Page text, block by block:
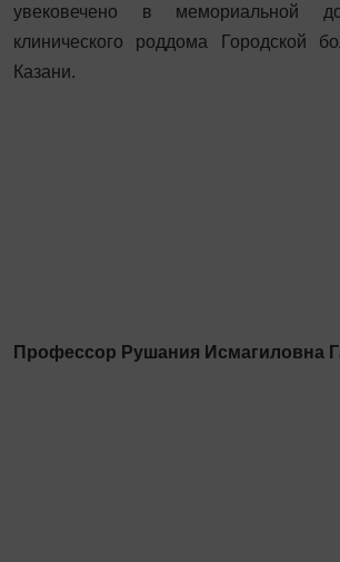
увековечено в мемориальной
клинического роддома
Казани.
Профессор Рушания Исмагиловна